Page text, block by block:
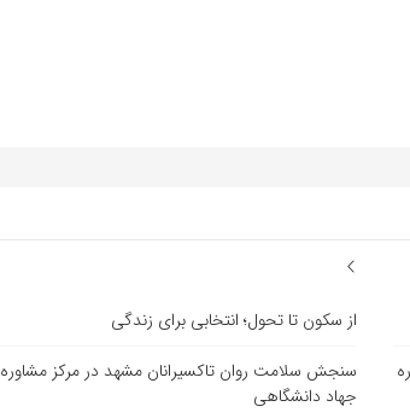
از سکون تا تحول؛ انتخابی برای زندگی
سنجش سلامت روان تاکسیرانان مشهد در مرکز مشاوره
جهاد دانشگاهی